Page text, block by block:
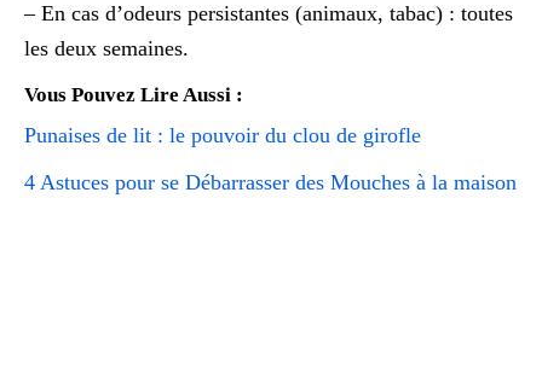
– En cas d’odeurs persistantes (animaux, tabac) : toutes
les deux semaines.
Vous Pouvez Lire Aussi :
Punaises de lit : le pouvoir du clou de girofle
4 Astuces pour se Débarrasser des Mouches à la maison